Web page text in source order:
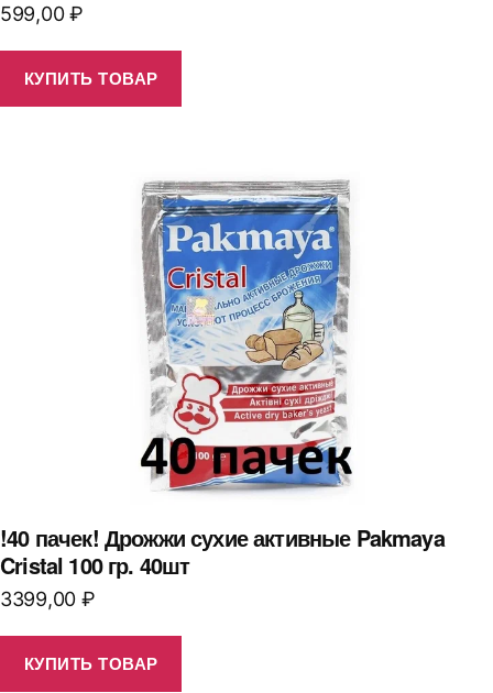
599,00₽
КУПИТЬ ТОВАР
!40 пачек! Дрожжи сухие активные Pakmaya
Cristal 100 гр. 40шт
3399,00 ₽
КУПИТЬ ТОВАР